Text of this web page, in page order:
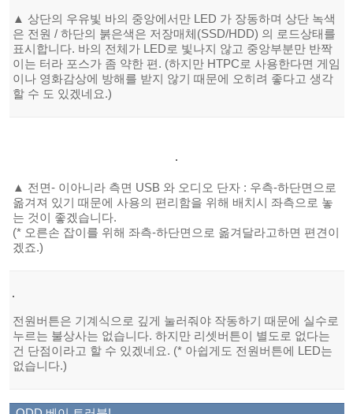
▲ 상단의 우유빛 바의 중앙에서만 LED 가 장동하며 상단 녹색
은 전원 / 하단의 붉은색은 저장매체(SSD/HDD) 의 로드상태를
표시합니다. 바의 전체가 LED로 빛나지 않고 중앙부분만 반짝
이는 터라 포스가 좀 약한 편. (하지만 HTPC로 사용한다면 게임
이나 영화감상에 방해를 받지 않기 때문에 오히려 좋다고 생각
할 수 도 있겠네요.)
▲ 전면- 이아니라 측면 USB 와 오디오 단자 : 우측-하단면으로
옮겨져 있기 때문에 사용의 편리함을 위해 배치시 좌측으로 놓
는 것이 좋겠습니다.
(* 오른손 잡이를 위해 좌측-하단면으로 옮겨달라고하면 편견이
겠죠.)
전원버튼은 기계식으로 깊게 눌러줘야 작동하기 때문에 실수로
누르는 불상사는 없습니다. 하지만 리셋버튼이 별도로 없다는
건 단점이라고 할 수 있겠네요. (* 아쉽게도 전원버튼에 LED는
없습니다.)